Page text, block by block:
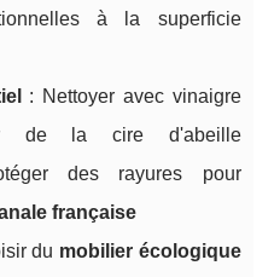
à la superficie
: Nettoyer avec vinaigre
de la cire d'abeille
des rayures pour
française
du mobilier écologique